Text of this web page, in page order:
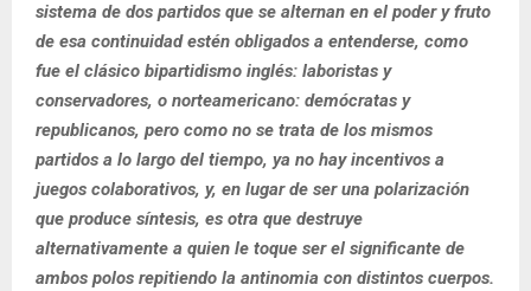
sistema de dos partidos que se alternan en el poder y fruto
de esa continuidad estén obligados a entenderse, como
fue el clásico bipartidismo inglés: laboristas y
conservadores, o norteamericano: demócratas y
republicanos, pero como no se trata de los mismos
partidos a lo largo del tiempo, ya no hay incentivos a
juegos colaborativos, y, en lugar de ser una polarización
que produce síntesis, es otra que destruye
alternativamente a quien le toque ser el significante de
ambos polos repitiendo la antinomia con distintos cuerpos.